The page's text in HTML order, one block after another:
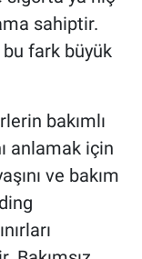
sahiptir.
fark büyük
bakımlı
anlamak için
ve bakım